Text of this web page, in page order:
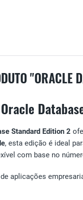
"ORACLE
Standard Edition 2
, esta edição é ideal
com base no
aplicações